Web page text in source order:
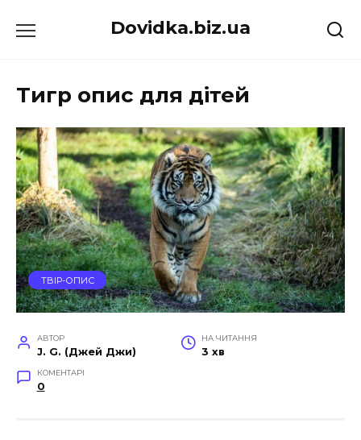
до
Dovidka.biz.ua
Тигр опис для дітей
ТВІР-ОПИС
АВТОР
J. G. (Джей Джи)
НА ЧИТАННЯ
3 хв
КОМЕНТАРІ
0